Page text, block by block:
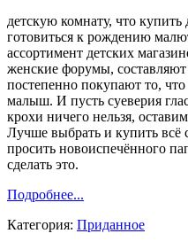
детскую комнату, что
готовиться к рождению
ассортимент детских
женские форумы,
постепенно покупают то, что
малыш. И пусть суеверия
крохи ничего нельзя,
Лучше выбрать и купить всё
просить новоиспечённого
сделать это.
Подробнее...
Категория: Приданное